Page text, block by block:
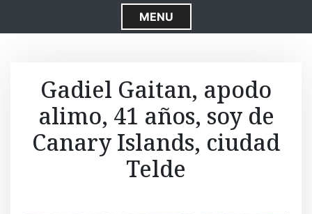
S
k
o
c
o
n
t
e
MENU
Gadiel Gaitan, apodo
alimo, 41 años, soy de
Canary Islands, ciudad
Telde